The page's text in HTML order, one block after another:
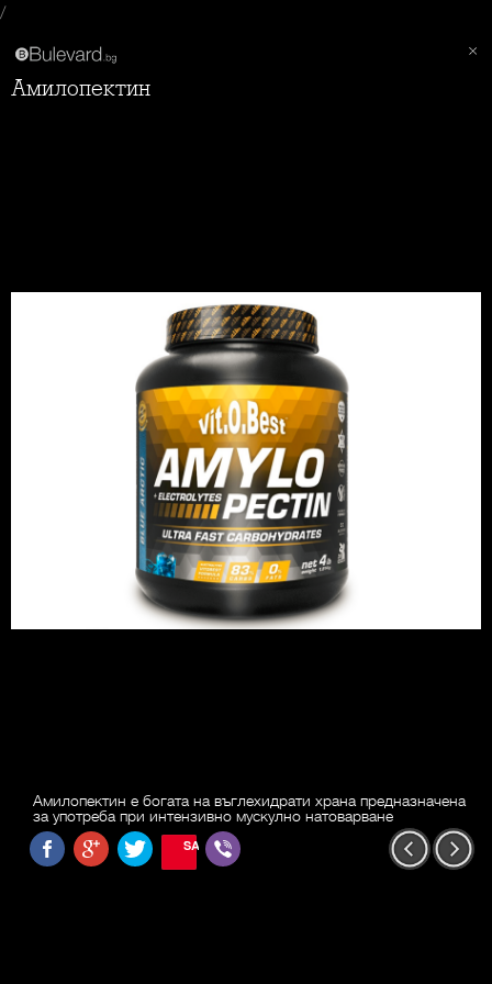
/
Амилопектин
Амилопектин е богата на въглехидрати храна предназначена
за употреба при интензивно мускулно натоварване
SAVE